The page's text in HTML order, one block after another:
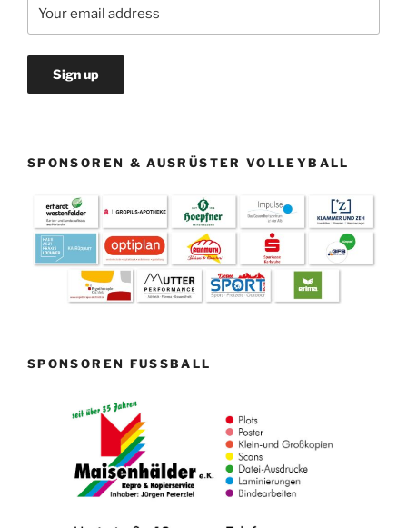
SPONSOREN & AUSRÜSTER VOLLEYBALL
SPONSOREN FUSSBALL